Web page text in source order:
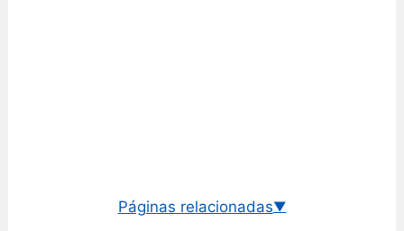
Páginas relacionadas▼